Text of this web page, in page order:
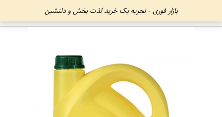
بازار فوری - تجربه یک خرید لذت بخش و دلنشین